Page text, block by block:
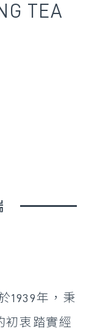
TEA
1939年，秉
初衷踏實經